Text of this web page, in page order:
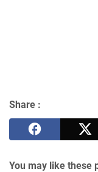
Share :
You may like these